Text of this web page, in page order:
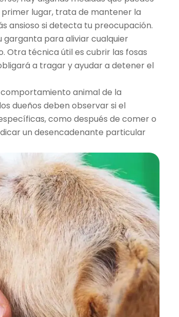
lugar, trata de mantener la
ansioso si detecta tu preocupación.
garganta para aliviar cualquier
Otra técnica útil es cubrir las fosas
a tragar y ayudar a detener el
animal de la
dueños deben observar si el
como después de comer o
un desencadenante particular